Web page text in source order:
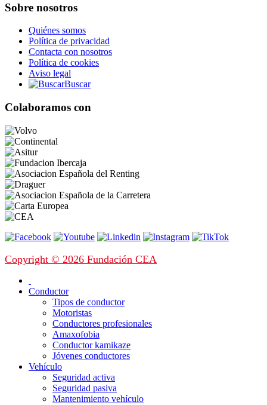
Sobre nosotros
Quiénes somos
Política de privacidad
Contacta con nosotros
Política de cookies
Aviso legal
Buscar
Colaboramos con
Copyright © 2026 Fundación CEA
Conductor
Tipos de conductor
Motoristas
Conductores profesionales
Amaxofobia
Conductor kamikaze
Jóvenes conductores
Vehículo
Seguridad activa
Seguridad pasiva
Mantenimiento vehículo